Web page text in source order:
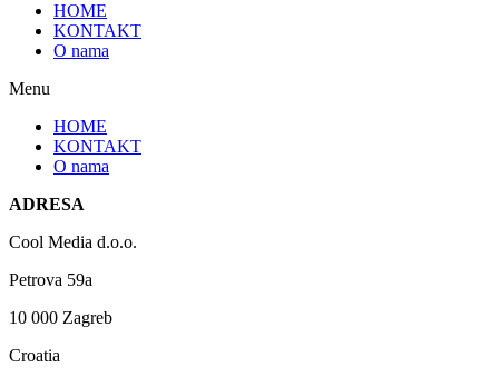
HOME
KONTAKT
O nama
Menu
HOME
KONTAKT
O nama
ADRESA
Cool Media d.o.o.
Petrova 59a
10 000 Zagreb
Croatia